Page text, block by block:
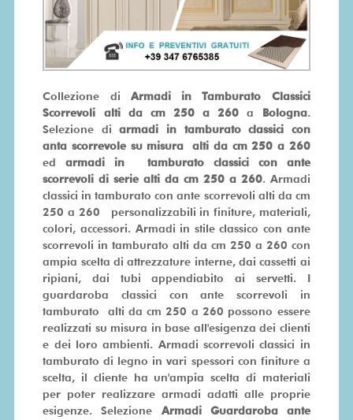
MISURA
PROMO
Collezione di Armadi in Tamburato Classici
Scorrevoli alti da cm 250 a 260 a Bologna.
Selezione di armadi in tamburato classici con
anta scorrevole su misura alti da cm 250 a 260
ed armadi in tamburato classici con ante
scorrevoli di serie alti da cm 250 a 260. Armadi
classici in tamburato con ante scorrevoli alti da cm
250 a 260 personalizzabili in finiture, materiali,
colori, accessori. Armadi in stile classico con ante
scorrevoli in tamburato alti da cm 250 a 260 con
ampia scelta di attrezzature interne, dai cassetti ai
ripiani, dai tubi appendiabito ai servetti. I
guardaroba classici con ante scorrevoli in
tamburato alti da cm 250 a 260 possono essere
realizzati su misura in base all'esigenza dei clienti
e dei loro ambienti. Armadi scorrevoli classici in
tamburato di legno in vari spessori con finiture a
scelta, il cliente ha un'ampia scelta di materiali
per poter realizzare armadi adatti alle proprie
esigenze. Selezione Armadi Guardaroba ante